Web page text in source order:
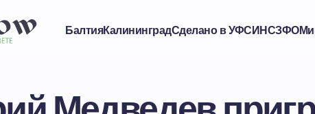
БалтияКалининградСделано в УФСИНСЗФО